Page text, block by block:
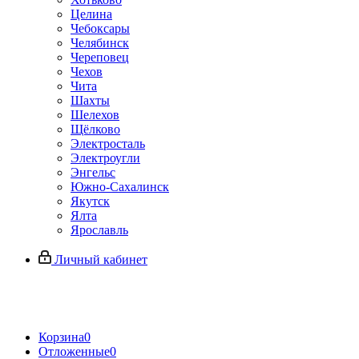
Целина
Чебоксары
Челябинск
Череповец
Чехов
Чита
Шахты
Шелехов
Щёлково
Электросталь
Электроугли
Энгельс
Южно-Сахалинск
Якутск
Ялта
Ярославль
Личный кабинет
Корзина0
Отложенные0